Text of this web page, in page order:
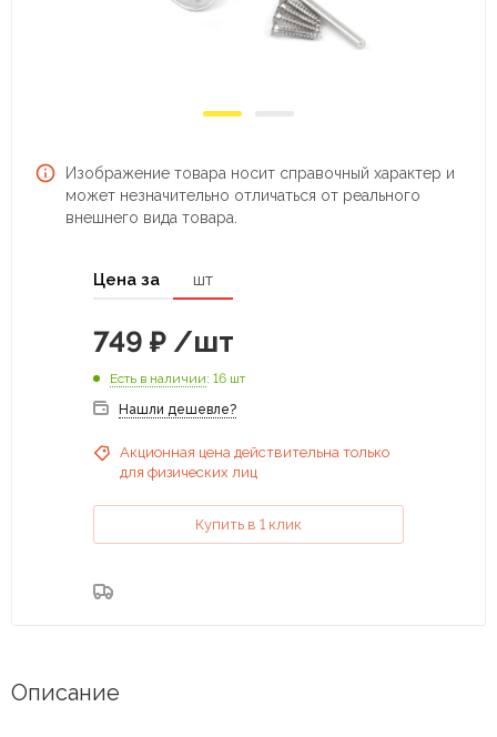
Изображение товара носит справочный характер и
может незначительно отличаться от реального
внешнего вида товара.
Цена за шт
749 ₽ /шт
Есть в наличии: 16 шт
Нашли дешевле?
Акционная цена действительна только
для физических лиц
Купить в 1 клик
Описание